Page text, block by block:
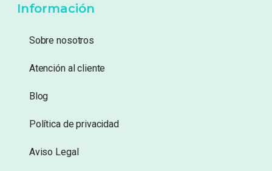
Información
Sobre nosotros
Atención al cliente
Blog
Política de privacidad
Aviso Legal